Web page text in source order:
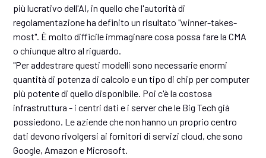
più lucrativo dell'AI, in quello che l'autorità di
regolamentazione ha definito un risultato "winner-takes-
most". È molto difficile immaginare cosa possa fare la CMA
o chiunque altro al riguardo.
"Per addestrare questi modelli sono necessarie enormi
quantità di potenza di calcolo e un tipo di chip per computer
più potente di quello disponibile. Poi c'è la costosa
infrastruttura - i centri dati e i server che le Big Tech già
possiedono. Le aziende che non hanno un proprio centro
dati devono rivolgersi ai fornitori di servizi cloud, che sono
Google, Amazon e Microsoft.